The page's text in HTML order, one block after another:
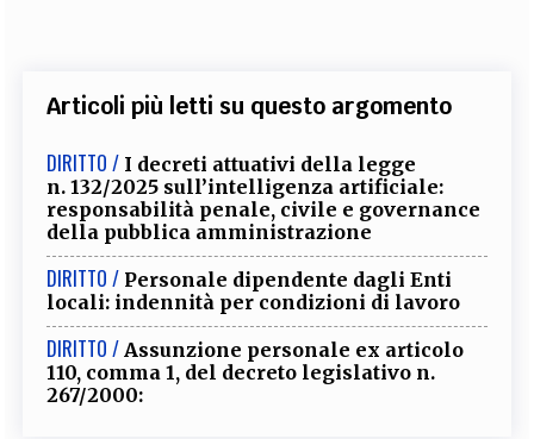
Articoli più letti su questo argomento
DIRITTO / I decreti attuativi della legge
n. 132/2025 sull’intelligenza artificiale:
responsabilità penale, civile e governance
della pubblica amministrazione
DIRITTO / Personale dipendente dagli Enti
locali: indennità per condizioni di lavoro
DIRITTO / Assunzione personale ex articolo
110, comma 1, del decreto legislativo n.
267/2000: